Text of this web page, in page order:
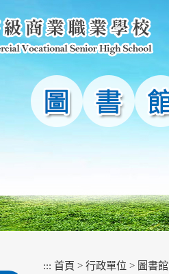
::: 首頁 > 行政單位 > 圖書館